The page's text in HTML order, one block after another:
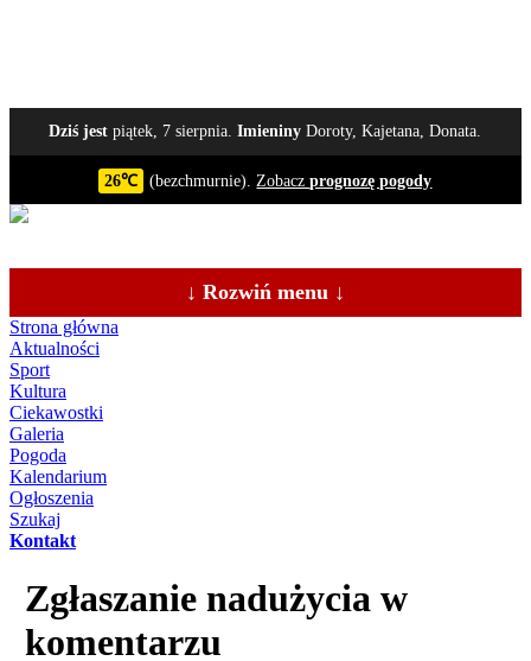
Dziś jest piątek, 7 sierpnia.Imieniny Doroty, Kajetana, Donata.
26℃ (bezchmurnie).Zobaczprognozę pogody
↓ Rozwiń menu ↓
Strona główna
Aktualności
Sport
Kultura
Ciekawostki
Galeria
Pogoda
Kalendarium
Ogłoszenia
Szukaj
Kontakt
Zgłaszanie nadużycia w
komentarzu